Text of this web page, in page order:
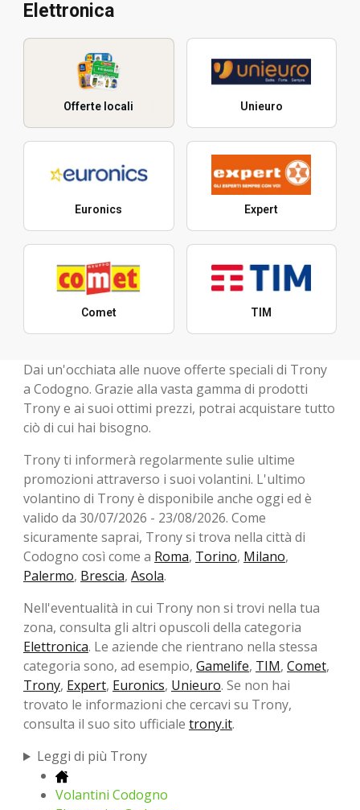
Elettronica
Offerte locali Unieuro
Euronics Expert
Comet TIM
Dai un'occhiata alle nuove offerte speciali di Trony
a Codogno. Grazie alla vasta gamma di prodotti
Trony e ai suoi ottimi prezzi, potrai acquistare tutto
ciò di cui hai bisogno.
Trony ti informerà regolarmente sulie ultime
promozioni attraverso i suoi volantini. L'ultimo
volantino di Trony è disponibile anche oggi ed è
valido da 30/07/2026 - 23/08/2026. Come
sicuramente saprai, Trony si trova nella città di
Codogno così come a Roma, Torino, Milano,
Palermo, Brescia, Asola.
Nell'eventualità in cui Trony non si trovi nella tua
zona, consulta gli altri opuscoli della categoria
Elettronica. Le aziende che rientrano nella stessa
categoria sono, ad esempio, Gamelife, TIM, Comet,
Trony, Expert, Euronics, Unieuro. Se non hai
trovato le informazioni che cercavi su Trony,
consulta il suo sito ufficiale trony.it.
Leggi di più Trony
Volantini Codogno